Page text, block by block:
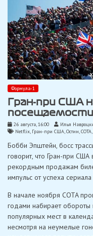
Формула-1
Гран-при США
посещаемости
26 августа, 16:00
Илья
Netflix, Гран-при США,Остин,СОТА,
Бобби Эпштейн, босс
говорит, что Гран-при США
рекордным продажам
импульс от успеха
В начале ноября COTA
годами набирает обороты
популярных мест в
несмотря на неумелые